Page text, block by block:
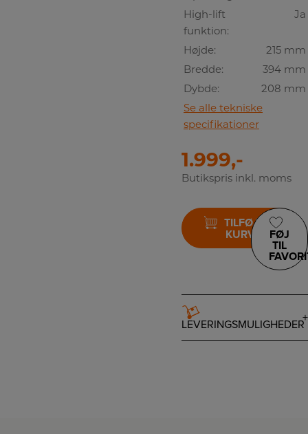
High-lift
funktion:
Ja
Højde:
215 mm
Bredde:
394 mm
Dybde:
208 mm
Se alle tekniske
specifikationer
1.999,-
Butikspris inkl. moms
TILFØJ TIL
KURV
FØJ
TIL
LEVERINGSMULIGHEDER